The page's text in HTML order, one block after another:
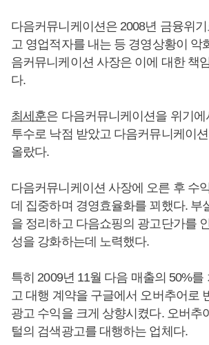
다음커뮤니케이션은 2008년 금융위
고 영업적자를 내는 등 경영상황이 악
음커뮤니케이션 사장은 이에 대한 책
다.
최세훈은 다음커뮤니케이션을 위기에
투수로 낙점 받았고 다음커뮤니케이
올랐다.
다음커뮤니케이션 사장에 오른 후 수
데 집중하며 경영효율화를 꾀했다. 부
을 정리하고 다음쇼핑의 광고단가를
성을 강화하는데 노력했다.
특히 2009년 11월 다음 매출의 50%
고 대행 계약을 구글에서 오버추어로
광고 수익을 크게 상향시켰다. 오버추
털의 검색광고를 대행하는 업체다.